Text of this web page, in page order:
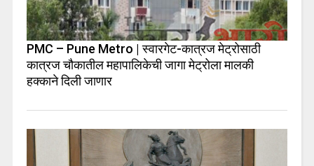
PMC – Pune Metro | स्वारगेट-कात्रज मेट्रोसाठी
कात्रज चौकातील महापालिकेची जागा मेट्रोला मालकी
हक्काने दिली जाणार